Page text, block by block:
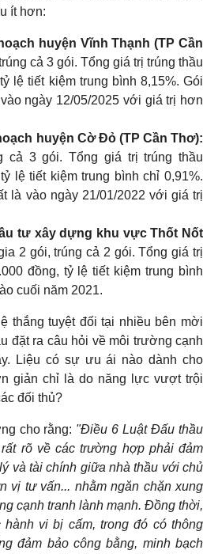
ít hơn:
huyện Vĩnh Thạnh (TP Cần
cả 3 gói. Tổng giá trị trúng thầu
lệ tiết kiệm trung bình 8,15%. Gói
ngày 12/05/2025 với giá trị hơn
huyện Cờ Đỏ (TP Cần Thơ):
cả 3 gói. Tổng giá trị trúng thầu
lệ tiết kiệm trung bình chỉ 0,91%.
là vào ngày 21/01/2022 với giá trị
tư xây dựng khu vực Thốt Nốt
2 gói, trúng cả 2 gói. Tổng giá trị
đồng, tỷ lệ tiết kiệm trung bình
cuối năm 2021.
thắng tuyệt đối tại nhiều bên mời
đặt ra câu hỏi về môi trường cạnh
Liệu có sự ưu ái nào dành cho
giản chỉ là do năng lực vượt trội
đối thủ?
cho rằng: "Điều 6 Luật Đấu thầu
rõ về các trường hợp phải đảm
và tài chính giữa nhà thầu với chủ
vị tư vấn... nhằm ngăn chặn xung
cạnh tranh lành mạnh. Đồng thời,
vi bị cấm, trong đó có thông
đảm bảo công bằng, minh bạch